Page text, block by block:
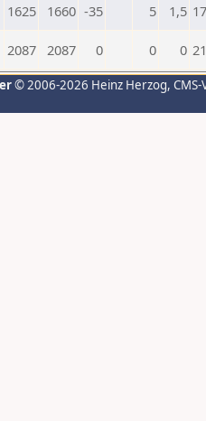
1625 1660 -35 5 1,5
2087 2087 0 0 0
© 2006-2026 Heinz Herzog,